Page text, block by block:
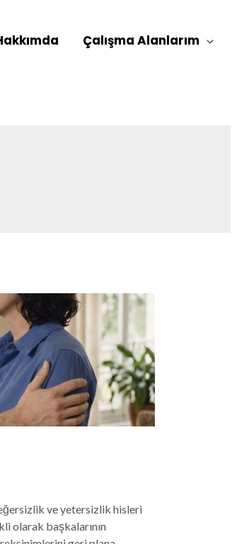
Çalışma Alanlarım
ve yetersizlik hisleri
olarak başkalarının